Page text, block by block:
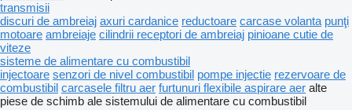
transmisii
discuri de ambreiaj axuri cardanice reductoare carcase volanta punţi
motoare ambreiaje cilindrii receptori de ambreiaj pinioane cutie de
viteze
sisteme de alimentare cu combustibil
injectoare senzori de nivel combustibil pompe injectie rezervoare de
combustibil carcasele filtru aer furtunuri flexibile aspirare aer alte
piese de schimb ale sistemului de alimentare cu combustibil